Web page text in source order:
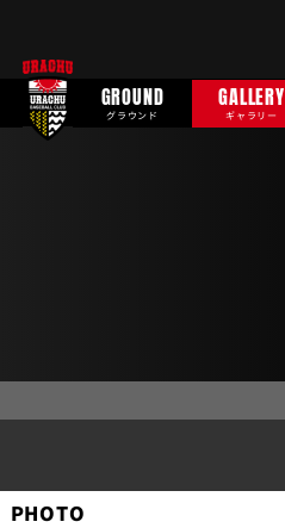
GROUND
グラウンド
GALLERY
ギャラリー
PHOTO